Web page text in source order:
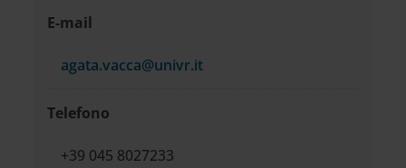
Informazioni
contatto
E-mail
agata.vacca@univr.it
Telefono
+39 045 8027233